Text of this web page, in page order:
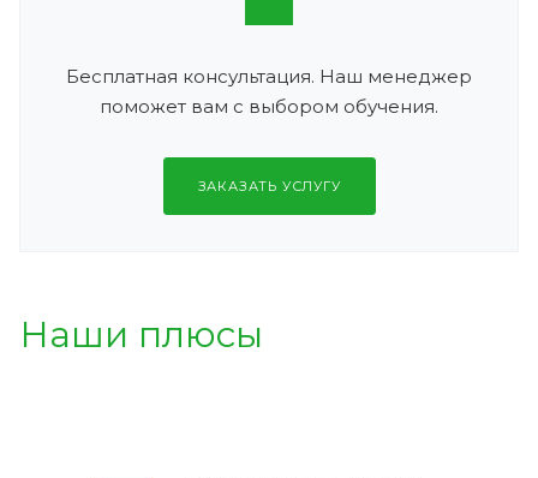
Бесплатная консультация. Наш менеджер
поможет вам с выбором обучения.
ЗАКАЗАТЬ УСЛУГУ
Наши плюсы